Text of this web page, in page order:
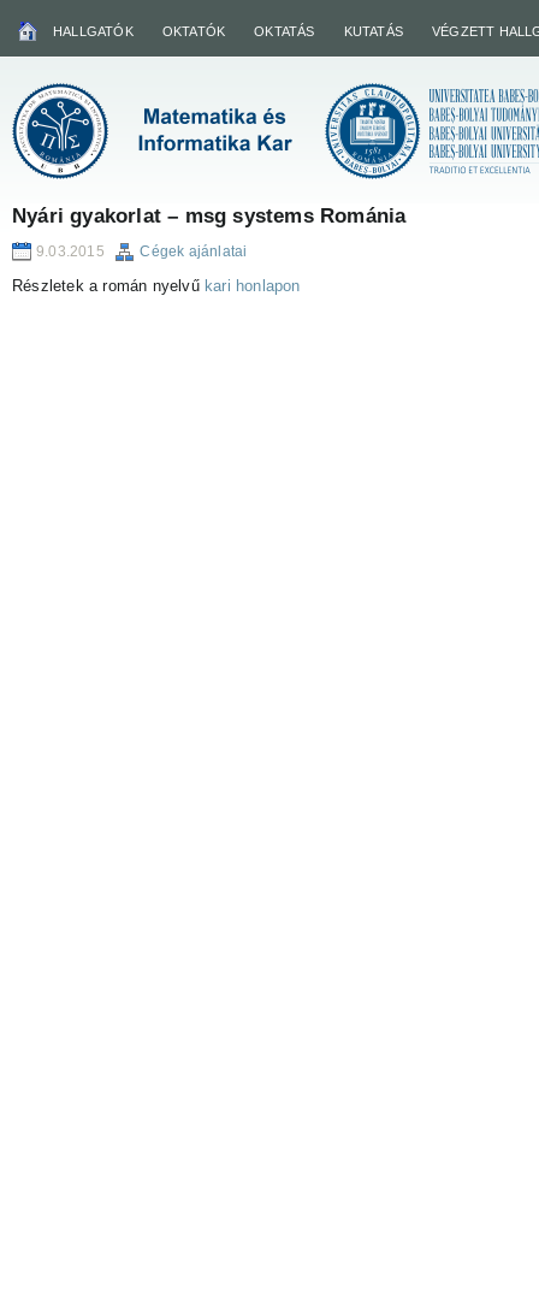
HALLGATÓK OKTATÓK OKTATÁS KUTATÁS VÉGZETT
Nyári gyakorlat – msg systems Románia
9.03.2015 Cégek ajánlatai
Részletek a román nyelvű kari honlapon